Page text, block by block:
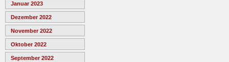
Januar 2023
Dezember 2022
November 2022
Oktober 2022
September 2022